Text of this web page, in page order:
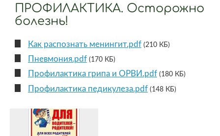
ПРОФИЛАКТИКА. Осторожно
болезнь!
Как распознать менингит.pdf (210 КБ)
Пневмония.pdf (170 КБ)
Профилактика грипа и ОРВИ.pdf (180 КБ)
Профилактика педикулеза.pdf (148 КБ)